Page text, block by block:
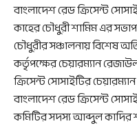
বাংলাদেশ রেড ক্রিসেন্ট
কাহের চৌধুরী শামিম এর
চৌধুরীর সঞ্চালনায় বিশেষ
কর্তৃপক্ষের চেয়ারম্যান
ক্রিসেন্ট সোসাইটির
বাংলাদেশ রেড ক্রিসেন্ট
কমিটির সদস্য আব্দুল কাদির